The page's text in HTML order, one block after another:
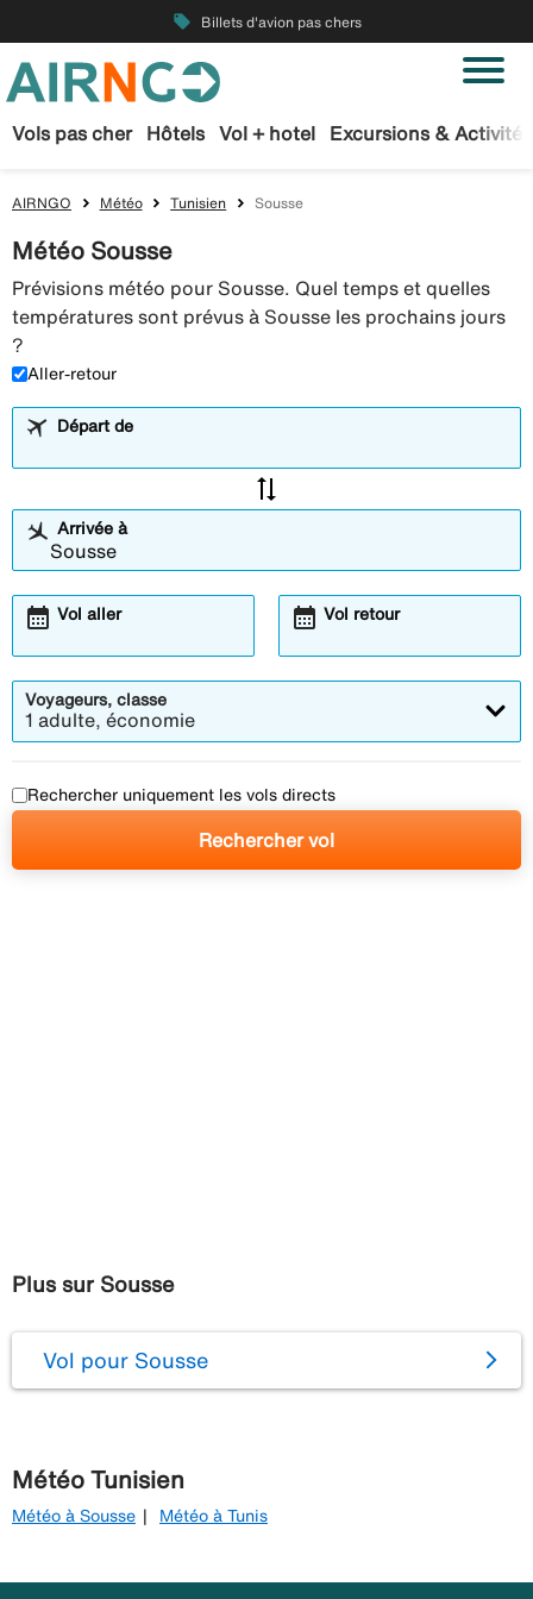
local_offer Billets d'avion pas chers
Vols pas cher Hôtels Vol + hotel Excursions & Activités
AIRNGO Météo Tunisien Sousse
Météo Sousse
Prévisions météo pour Sousse. Quel temps et quelles
températures sont prévus à Sousse les prochains jours
?
Aller-retour
Départ de
sync_alt
Arrivée à
Vol aller
calendar_month Vol retour
calendar_month
Voyageurs, classe
1 adulte, économie
Rechercher uniquement les vols directs
Rechercher vol
Plus sur Sousse
Vol pour Sousse
Météo Tunisien
Météo à Sousse Météo à Tunis